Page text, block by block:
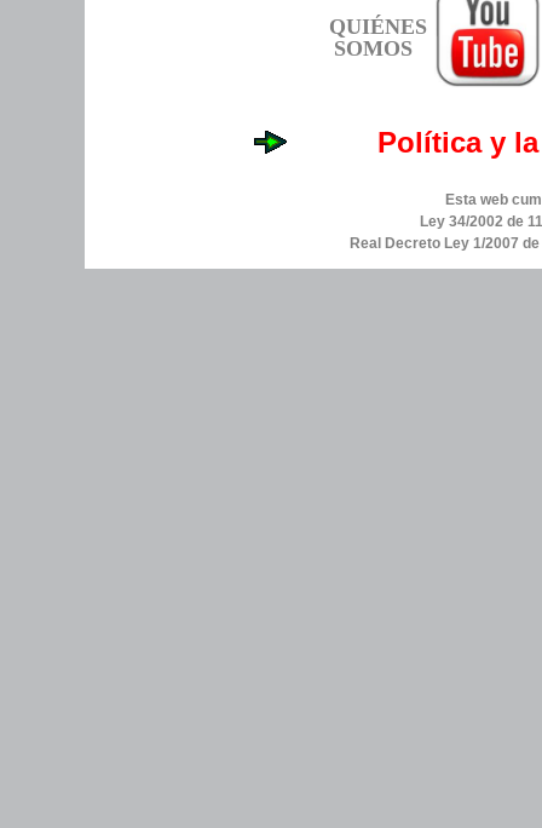
QUIÉNES
SOMOS
Política y
Esta web
Ley 34/2002 de
Real Decreto Ley 1/2007